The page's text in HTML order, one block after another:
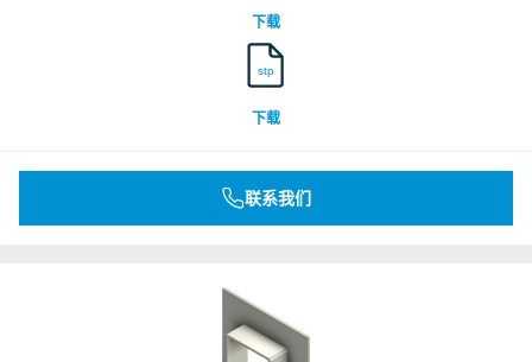
下载
stp
下载
联系我们